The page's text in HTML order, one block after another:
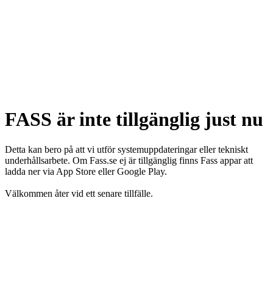
FASS är inte tillgänglig just nu
Detta kan bero på att vi utför systemuppdateringar eller tekniskt
underhållsarbete. Om Fass.se ej är tillgänglig finns Fass appar att
ladda ner via App Store eller Google Play.
Välkommen åter vid ett senare tillfälle.